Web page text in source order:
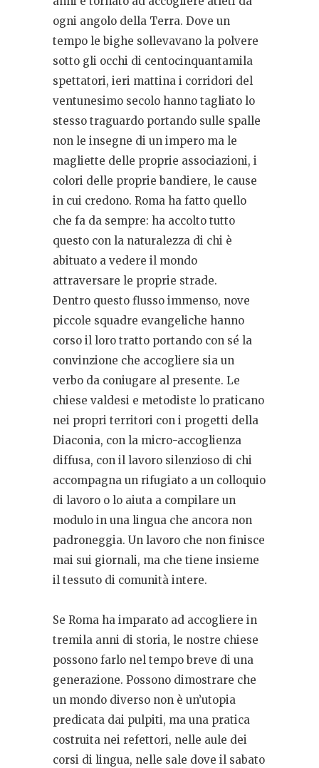
ogni angolo della Terra. Dove un
tempo le bighe sollevavano la polvere
sotto gli occhi di centocinquantamila
spettatori, ieri mattina i corridori del
ventunesimo secolo hanno tagliato lo
stesso traguardo portando sulle spalle
non le insegne di un impero ma le
magliette delle proprie associazioni, i
colori delle proprie bandiere, le cause
in cui credono. Roma ha fatto quello
che fa da sempre: ha accolto tutto
questo con la naturalezza di chi è
abituato a vedere il mondo
attraversare le proprie strade.
Dentro questo flusso immenso, nove
piccole squadre evangeliche hanno
corso il loro tratto portando con sé la
convinzione che accogliere sia un
verbo da coniugare al presente. Le
chiese valdesi e metodiste lo praticano
nei propri territori con i progetti della
Diaconia, con la micro-accoglienza
diffusa, con il lavoro silenzioso di chi
accompagna un rifugiato a un colloquio
di lavoro o lo aiuta a compilare un
modulo in una lingua che ancora non
padroneggia. Un lavoro che non finisce
mai sui giornali, ma che tiene insieme
il tessuto di comunità intere.
Se Roma ha imparato ad accogliere in
tremila anni di storia, le nostre chiese
possono farlo nel tempo breve di una
generazione. Possono dimostrare che
un mondo diverso non è un’utopia
predicata dai pulpiti, ma una pratica
costruita nei refettori, nelle aule dei
corsi di lingua, nelle sale dove il sabato